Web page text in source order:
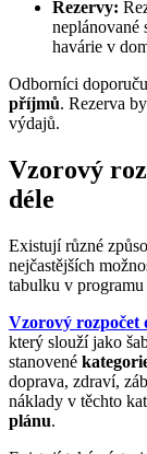
Rezervy:
neplánované
havárie v
Odborníci
příjmů. Rezerva
výdajů.
Vzorový
déle
Existují různé
nejčastějších
tabulku v
Vzorový rozpočet
který slouží jako
stanovené
doprava, zdraví,
náklady v těchto
plánu.